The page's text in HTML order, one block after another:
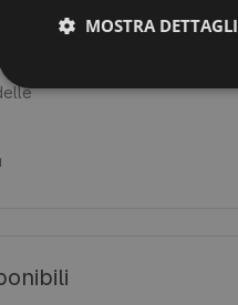
/ caffettiera
MOSTRA DETTAGLI